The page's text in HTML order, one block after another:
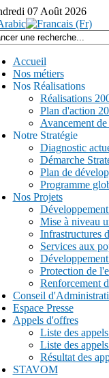
07 Août 2026
Accueil
Nos métiers
Nos Réalisations
Réalisations
Plan d'action
Avancement
Notre Stratégie
Diagnostic
Démarche
Plan de
Programme
Nos Projets
Mise à niveau
Infrastructures
Services aux
Protection de
Renforcement
Conseil
Espace Presse
Appels d'offres
Liste des
Liste des
Résultat des
STAVOM